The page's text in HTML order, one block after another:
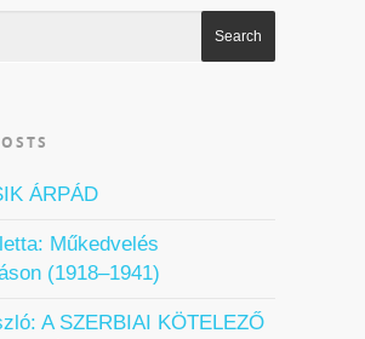
ÁRPÁD
Műkedvelés
(1918–1941)
A SZERBIAI KÖTELEZŐ